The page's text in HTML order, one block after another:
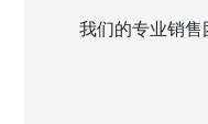
我们的专业销售